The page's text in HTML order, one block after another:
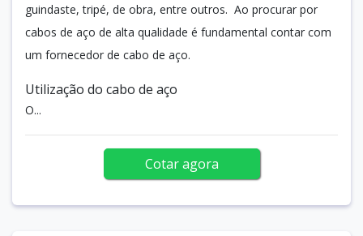
guindaste, tripé, de obra, entre outros. Ao procurar por
cabos de aço de alta qualidade é fundamental contar com
um fornecedor de cabo de aço.
Utilização do cabo de aço
O...
Cotar agora